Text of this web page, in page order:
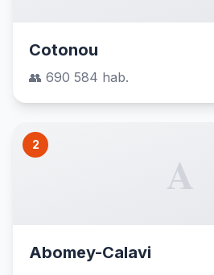
Cotonou
👥 690 584 hab.
2
A
Abomey-Calavi